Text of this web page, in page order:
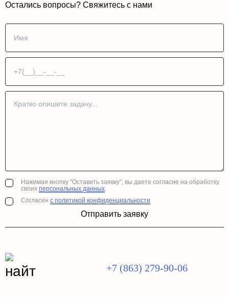
Остались вопросы? Свяжитесь с нами
Нажимая кнопку "Оставить заявку", вы даете согласие на обработку
своих персональных данных
Согласен с политикой конфиденциальности
Отправить заявку
+7 (863) 279-90-06